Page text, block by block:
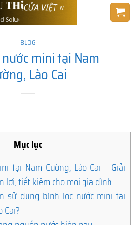
BLOG
mini tại Nam
Lào Cai
Mục lục
tại Nam Cường, Lào Cai – Giải
lợi, tiết kiệm cho mọi gia đình
sử dụng bình lọc nước mini tại
Cai?